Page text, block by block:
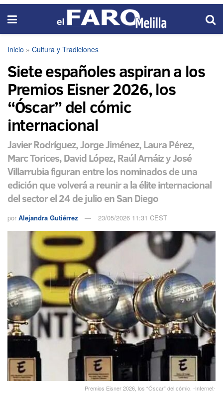
Inicio » Cultura y Tradiciones
Siete españoles aspiran a los
Premios Eisner 2026, los
“Óscar” del cómic
internacional
Javier Rodríguez, Jorge Jiménez, Laura Pérez,
Marc Torices, David López, Raúl Arnáiz y José
Villarrubia figuran entre los nominados de una
edición que volverá a reunir a la élite internacional
del sector el 24 de julio en San Diego
por Alejandra Gutiérrez 23/05/2026 11:31 CEST
Premios Eisner 2026, los “Óscar” del cómic. -Internet-